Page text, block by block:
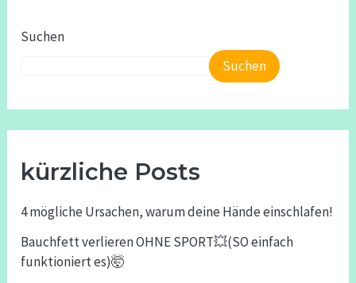
Suchen
Suchen
kürzliche Posts
4 mögliche Ursachen, warum deine Hände einschlafen!
Bauchfett verlieren OHNE SPORT💥(SO einfach
funktioniert es)🤯